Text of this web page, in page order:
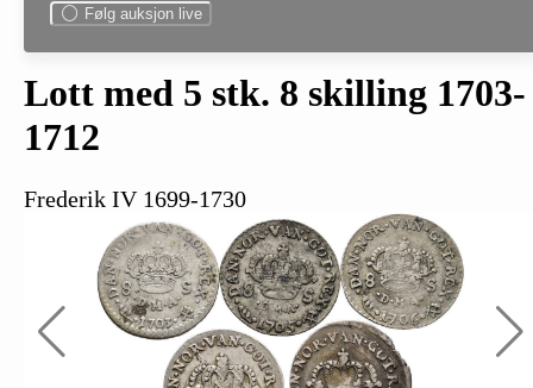
Følg auksjon live
Lott med 5 stk. 8 skilling 1703-
1712
Frederik IV 1699-1730